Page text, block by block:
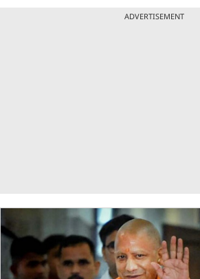
ADVERTISEMENT